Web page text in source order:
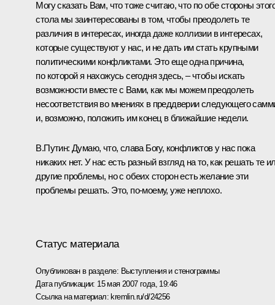
Могу сказать Вам, что тоже считаю, что по обе стороны
стола мы заинтересованы в том, чтобы преодолеть те
различия в интересах, иногда даже коллизии в интересах,
которые существуют у нас, и не дать им стать крупными
политическими конфликтами. Это еще одна причина,
по которой я нахожусь сегодня здесь, – чтобы искать
возможности вместе с Вами, как мы можем преодолеть
несоответствия во мнениях в преддверии следующего
и, возможно, положить им конец в ближайшие недели.
В.Путин: Думаю, что, слава Богу, конфликтов у нас пока
никаких нет. У нас есть разный взгляд на то, как решать те
другие проблемы, но с обеих сторон есть желание эти
проблемы решать. Это, по‑моему, уже неплохо.
Статус материала
Опубликован в разделе: Выступления и стенограммы
Дата публикации: 15 мая 2007 года, 19:46
Ссылка на материал:kremlin.ru/d/24256